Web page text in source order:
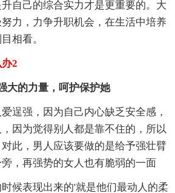
自己的综合实力才是更重要的。大
力，力争升职机会，在生活中培养
相看。
2
大的力量，呵护保护她
逞强，因为自己内心缺乏安全感，
因为觉得别人都是靠不住的，所以
此，男人应该要做的是给予强壮臂
，再强势的女人也有脆弱的一面
候表现出来的'就是他们最动人的柔